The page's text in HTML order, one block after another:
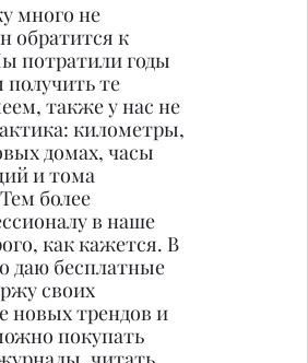
много не
обратится к
потратили годы
те
также у нас не
километры,
домах, часы
и тома
более
в наше
как кажется. В
даю бесплатные
своих
новых трендов и
покупать